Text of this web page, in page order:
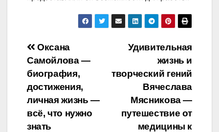
Навигация
по
записям
Удивительная
жизнь и
творческий гений
Вячеслава
Мясникова —
путешествие от
медицины к
Оксана
Самойлова —
биография,
достижения,
личная жизнь —
всё, что нужно
знать